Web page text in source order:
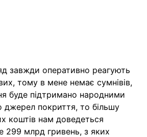
завжди оперативно реагують
тому в мене немає сумнівів,
буде підтримано народними
покриття, то більшу
коштів нам доведеться
млрд гривень, з яких